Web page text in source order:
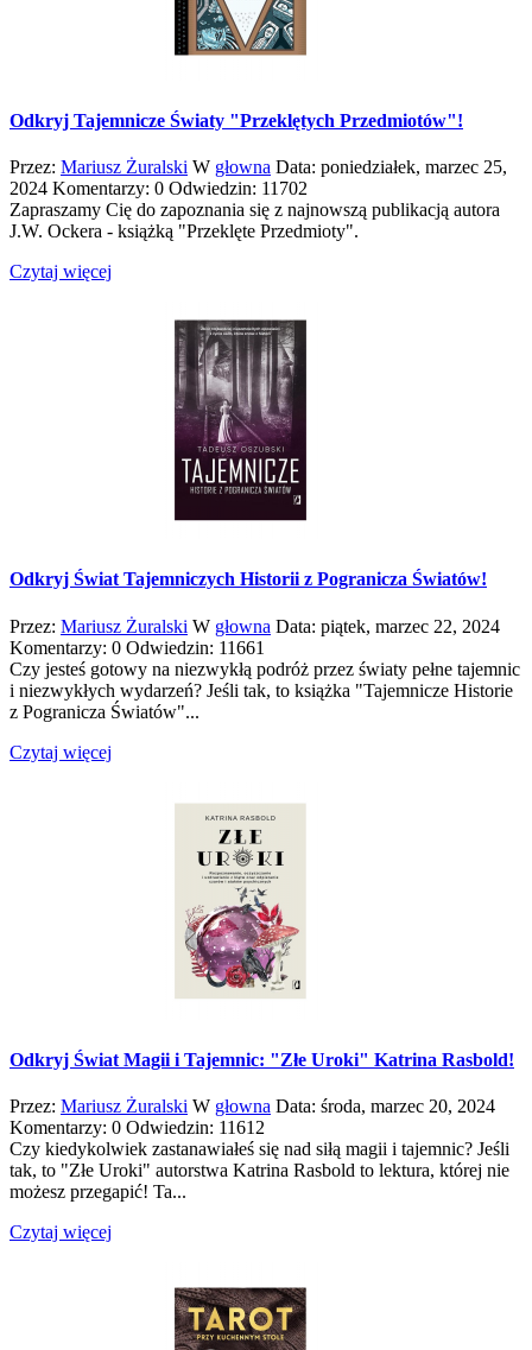
Odkryj Tajemnicze Światy "Przeklętych Przedmiotów"!
Przez: Mariusz Żuralski W głowna Data: poniedziałek, marzec 25,
2024 Komentarzy: 0 Odwiedzin: 11702
Zapraszamy Cię do zapoznania się z najnowszą publikacją autora
J.W. Ockera - książką "Przeklęte Przedmioty".
Czytaj więcej
Odkryj Świat Tajemniczych Historii z Pogranicza Światów!
Przez: Mariusz Żuralski W głowna Data: piątek, marzec 22, 2024
Komentarzy: 0 Odwiedzin: 11661
Czy jesteś gotowy na niezwykłą podróż przez światy pełne tajemnic
i niezwykłych wydarzeń? Jeśli tak, to książka "Tajemnicze Historie
z Pogranicza Światów"...
Czytaj więcej
Odkryj Świat Magii i Tajemnic: "Złe Uroki" Katrina Rasbold!
Przez: Mariusz Żuralski W głowna Data: środa, marzec 20, 2024
Komentarzy: 0 Odwiedzin: 11612
Czy kiedykolwiek zastanawiałeś się nad siłą magii i tajemnic? Jeśli
tak, to "Złe Uroki" autorstwa Katrina Rasbold to lektura, której nie
możesz przegapić! Ta...
Czytaj więcej